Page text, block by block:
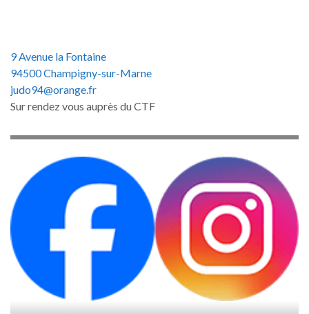
9 Avenue la Fontaine
94500 Champigny-sur-Marne
judo94@orange.fr
Sur rendez vous auprès du CTF